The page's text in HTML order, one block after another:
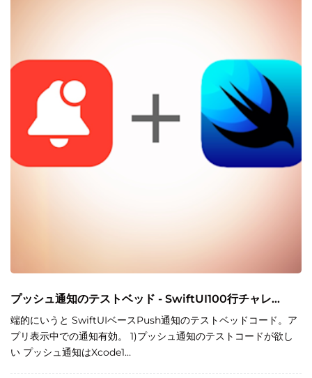
プッシュ通知のテストベッド - SwiftUI100行チャレ...
端的にいうと SwiftUIベースPush通知のテストベッドコード。ア
プリ表示中での通知有効。 1)プッシュ通知のテストコードが欲し
い プッシュ通知はXcode1…